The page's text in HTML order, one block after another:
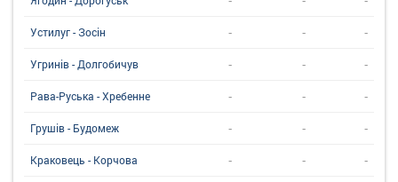
Устилуг - Зосін - - -
Угринiв - Долгобичув - - -
Рава-Руська - Хребенне - - -
Грушів - Будомеж - - -
Краковець - Корчова - - -